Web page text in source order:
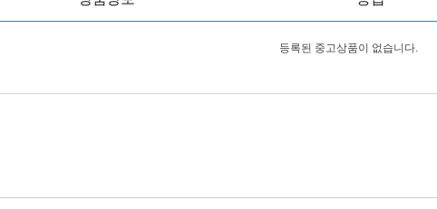
등록된 중고상품이 없습니다.